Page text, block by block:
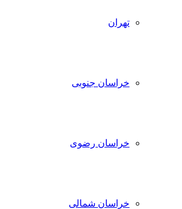
تهران
خراسان جنوبی
خراسان رضوی
خراسان شمالی